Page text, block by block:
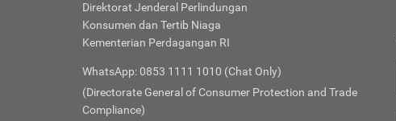
Direktorat Jenderal Perlindungan
Konsumen dan Tertib Niaga
Kementerian Perdagangan RI
WhatsApp: 0853 1111 1010 (Chat Only)
(Directorate General of Consumer Protection and Trade
Compliance)